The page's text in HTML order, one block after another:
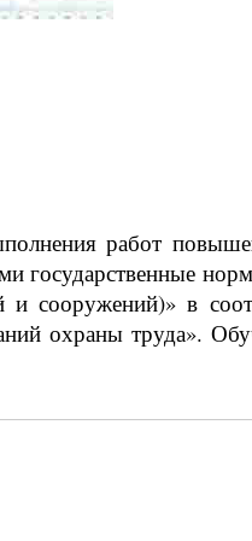
работ
государственные
в
охраны труда».